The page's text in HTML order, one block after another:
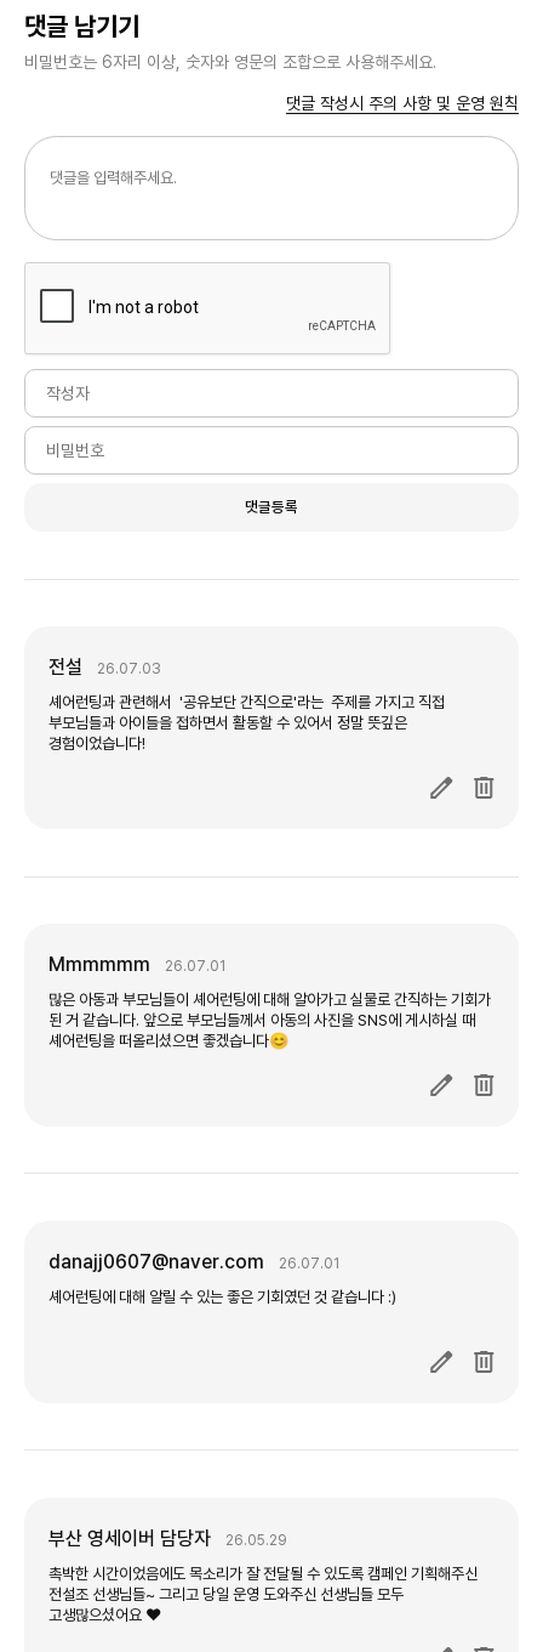
댓글 남기기
비밀번호는 6자리 이상, 숫자와 영문의 조합으로 사용해주세요.
댓글 작성시 주의 사항 및 운영 원칙
댓글등록
전설 26.07.03
Mmmmmm 26.07.01
danajj0607@naver.com 26.07.01
부산 영세이버 담당자 26.05.29